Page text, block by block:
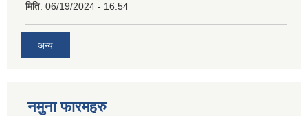
मिति: 06/19/2024 - 16:54
अन्य
नमुना फारमहरु